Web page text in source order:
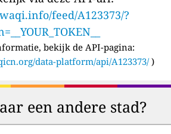
feed/A123373/?
bekijk de API-pagina:
data-platform/api/A123373/)
een andere stad?